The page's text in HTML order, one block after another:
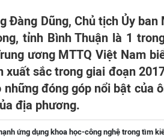
Đàng Dũng, Chủ tịch Ủy
tỉnh Bình Thuận là 1
ương MTTQ Việt Nam
xuất sắc trong giai đoạn
những đóng góp nổi bật của
địa phương.
ứng dụng khoa học-công nghệ trong tìm